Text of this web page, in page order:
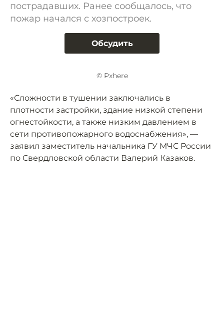
пострадавших. Ранее сообщалось, что
пожар начался с хозпостроек.
Обсудить
© Pxhere
«Сложности в тушении заключались в
плотности застройки, здание низкой степени
огнестойкости, а также низким давлением в
сети противопожарного водоснабжения», —
заявил заместитель начальника ГУ МЧС России
по Свердловской области Валерий Казаков.